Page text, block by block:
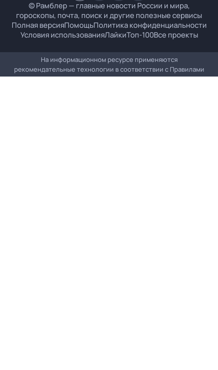
© Рамблер — главные новости России и мира,
гороскопы, почта, поиск и другие полезные сервисы
Полная версияПомощьПолитика конфиденциальности
Условия использованияЛайкиТоп-100Все проекты
На информационном ресурсе применяются
рекомендательные технологии в соответствии с Правилами